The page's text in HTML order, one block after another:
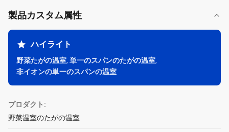
製品カスタム属性
ハイライト
野菜たがの温室, 単一のスパンのたがの温室,
非イオンの単一のスパンの温室
プロダクト:
野菜温室のたがの温室